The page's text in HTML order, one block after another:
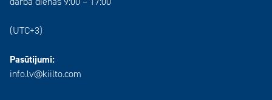
(UTC+3)
Pasūtijumi:
info.lv@kiilto.com